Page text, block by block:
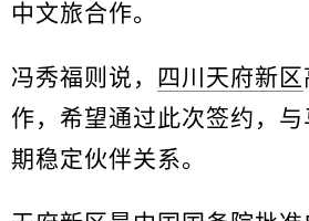
中文旅合作。
冯秀福则说， 四川天府新区
作，希望通过此次签约，
期稳定伙伴关系。